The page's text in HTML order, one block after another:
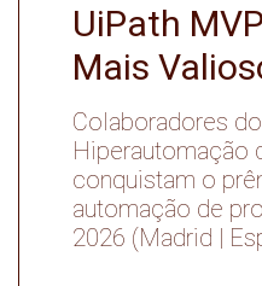
UiPath
Mais
Colaboradores
Hiperautomação
conquistam o
automação de
2026 (Madrid |